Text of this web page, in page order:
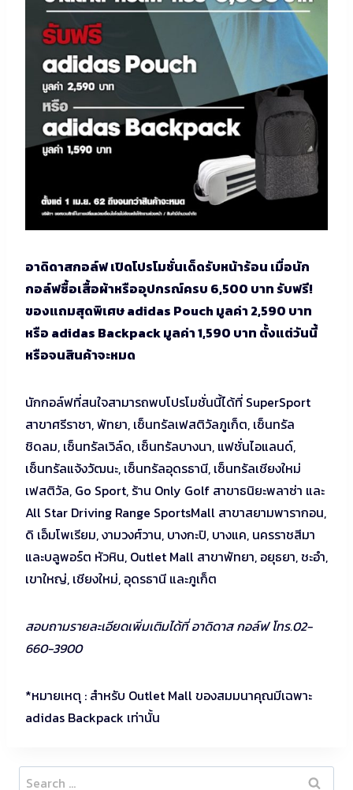
อาดิดาสกอล์ฟ เปิดโปรโมชั่นเด็ดรับหน้าร้อน เมื่อนัก
กอล์ฟซื้อเสื้อผ้าหรืออุปกรณ์ครบ 6,500 บาท รับฟรี!
ของแถมสุดพิเศษ adidas Pouch มูลค่า 2,590 บาท
หรือ adidas Backpack มูลค่า 1,590 บาท ตั้งแต่วันนี้
หรือจนสินค้าจะหมด
นักกอล์ฟที่สนใจสามารถพบโปรโมชั่นนี้ได้ที่ SuperSport
สาขาศรีราชา, พัทยา, เซ็นทรัลเฟสติวัลภูเก็ต, เซ็นทรัล
ชิดลม, เซ็นทรัลเวิล์ด, เซ็นทรัลบางนา, แฟชั่นไอแลนด์,
เซ็นทรัลแจ้งวัฒนะ, เซ็นทรัลอุดรธานี, เซ็นทรัลเชียงใหม่
เฟสติวัล, Go Sport, ร้าน Only Golf สาขาธนิยะพลาซ่า และ
All Star Driving Range SportsMall สาขาสยามพารากอน,
ดิ เอ็มโพเรียม, งามวงศ์วาน, บางกะปิ, บางแค, นครราชสีมา
และบลูพอร์ต หัวหิน, Outlet Mall สาขาพัทยา, อยุธยา, ชะอำ,
เขาใหญ่, เชียงใหม่, อุดรธานี และภูเก็ต
สอบถามรายละเอียดเพิ่มเติมได้ที่ อาดิดาส กอล์ฟ โทร.02-
660-3900
*หมายเหตุ : สำหรับ Outlet Mall ของสมมนาคุณมีเฉพาะ
adidas Backpack เท่านั้น
Search